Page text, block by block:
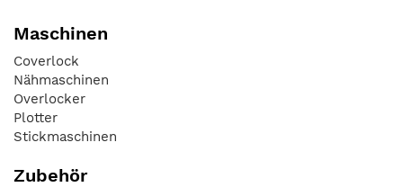
Maschinen
Coverlock
Nähmaschinen
Overlocker
Plotter
Stickmaschinen
Zubehör